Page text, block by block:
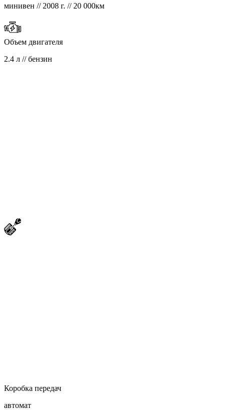
минивен // 2008 г. // 20 000км
Объем двигателя
2.4 л // бензин
Коробка передач
автомат